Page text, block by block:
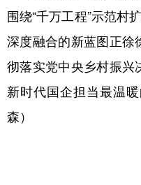
围绕“千万工程”示范村
深度融合的新蓝图正徐
彻落实党中央乡村振兴
新时代国企担当最温
森）